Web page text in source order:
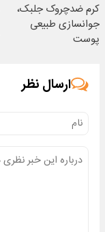
کرم ضدچروک جلبک،
جوانسازی طبیعی
پوست
ارسال نظر